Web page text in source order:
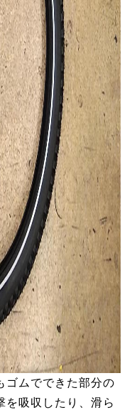
ゴムでできた部分の
を吸収したり、滑ら